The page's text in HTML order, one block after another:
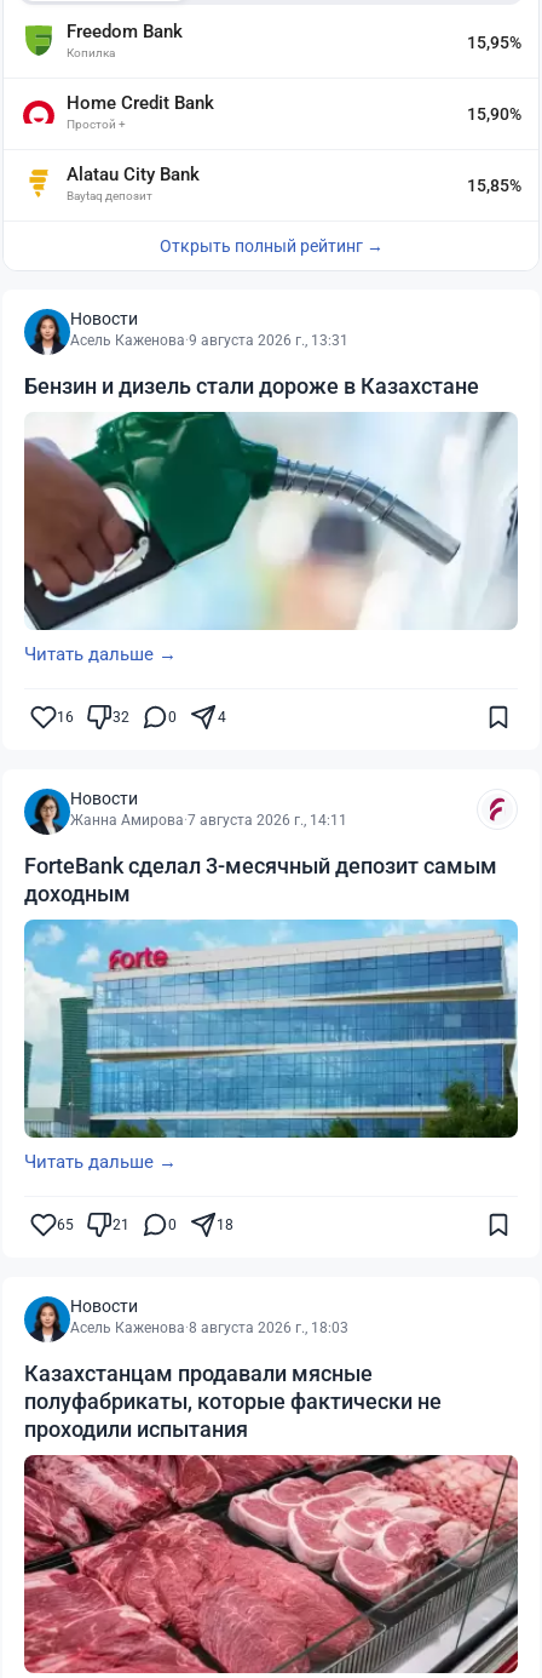
Freedom Bank
Копилка
15,95%
Home Credit Bank
Простой +
15,90%
Alatau City Bank
Baytaq депозит
15,85%
Открыть полный рейтинг →
Новости
Асель Каженова·9 августа 2026 г., 13:31
Бензин и дизель стали дороже в Казахстане
Читать дальше →
16 32 0 4
Новости
Жанна Амирова·7 августа 2026 г., 14:11
ForteBank сделал 3-месячный депозит самым
доходным
Читать дальше →
65 21 0 18
Новости
Асель Каженова·8 августа 2026 г., 18:03
Казахстанцам продавали мясные
полуфабрикаты, которые фактически не
проходили испытания